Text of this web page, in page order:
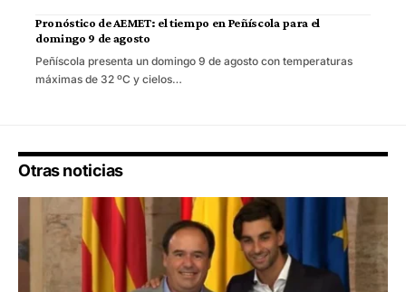
Pronóstico de AEMET: el tiempo en Peñíscola para el
domingo 9 de agosto
Peñíscola presenta un domingo 9 de agosto con temperaturas
máximas de 32 ºC y cielos…
Otras noticias